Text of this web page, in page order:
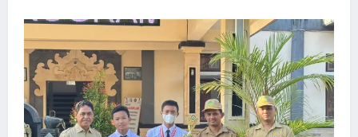
Lomba
Lompat
Jauh
Tingkat
Kabupaten